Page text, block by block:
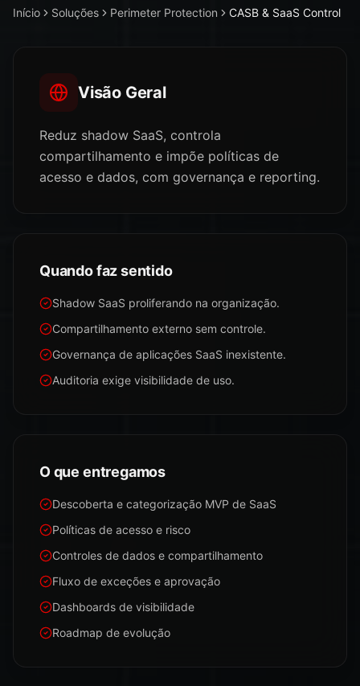
Início Soluções Perimeter Protection CASB & SaaS Control
Visão Geral
Reduz shadow SaaS, controla
compartilhamento e impõe políticas de
acesso e dados, com governança e reporting.
Quando faz sentido
Shadow SaaS proliferando na organização.
Compartilhamento externo sem controle.
Governança de aplicações SaaS inexistente.
Auditoria exige visibilidade de uso.
O que entregamos
Descoberta e categorização MVP de SaaS
Políticas de acesso e risco
Controles de dados e compartilhamento
Fluxo de exceções e aprovação
Dashboards de visibilidade
Roadmap de evolução